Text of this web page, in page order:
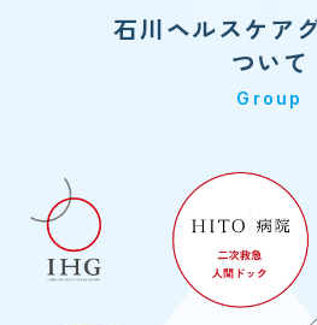
石川ヘルスケア
ついて
Group